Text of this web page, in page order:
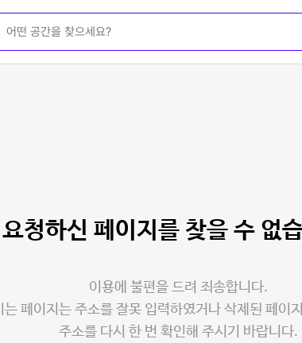
요청하신 페이지를 찾을 수 없
이용에 불편을 드려 죄송합니다.
는 페이지는 주소를 잘못 입력하였거나 삭제된 페이
주소를 다시 한 번 확인해 주시기 바랍니다.